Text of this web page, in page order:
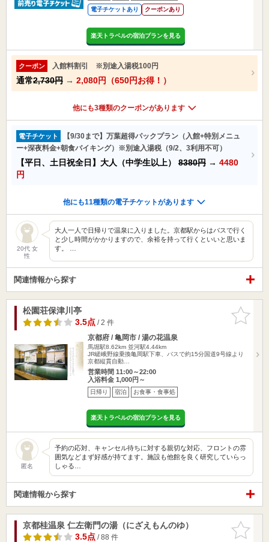
電子チケットあり クーポンあり
楽天トラベルの宿泊プランを見る
クーポン 入館料割引 ※別途入湯税100円
通常2,730円 → 2,080円（650円お得！）
他にも3種類のクーポンがあります
電子チケット
【9/30まで】万葉超得パックプラン（入館+特別メニュ
ー+深夜料金+朝食バイキング）※別途入湯税（9/2、3利用不可）
【平日、土日祝全日】大人（中学生以上） 8380円 → 4480
円
他にも11種類の電子チケットがあります
20代 女
性
大人一人で日帰りで温泉に入りました。京都駅からはバスで行く
と少し時間がかかりますので、余裕を持って行くといいと思いま
す。 …
関連情報から探す
お気に入
りに追加
松園荘保津川亭
3.5点/ 2 件
京都府 / 亀岡市 / 湯の花温泉
馬堀駅8.62km 並河駅4.44km
JR嵯峨野線乗換亀岡駅下車、バスで約15分国道9号線より
京都縦貫自動…
営業時間 11:00～22:00
入浴料金 1,000円～
日帰り 宿泊 お食事・食事処
楽天トラベルの宿泊プランを見る
匿名
予約の応対、キャンセル待ちに対する親切な対応、フロントの雰
囲気などまず好感が持てます。施設も他館を良く研究していらっ
しゃる…
関連情報から探す
お気に入
りに追加
京都桂温泉 仁左衛門の湯（にざえもんのゆ）
3.5点/ 88 件